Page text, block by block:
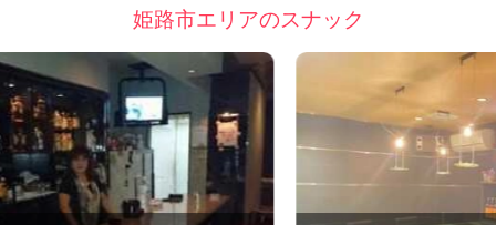
姫路市エリアのスナック